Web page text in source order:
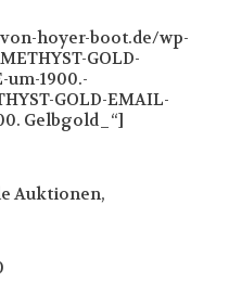
hoyer-boot.de/wp-
GOLD-
um-1900.-
GOLD-EMAIL-
Gelbgold_“]
Auktionen,